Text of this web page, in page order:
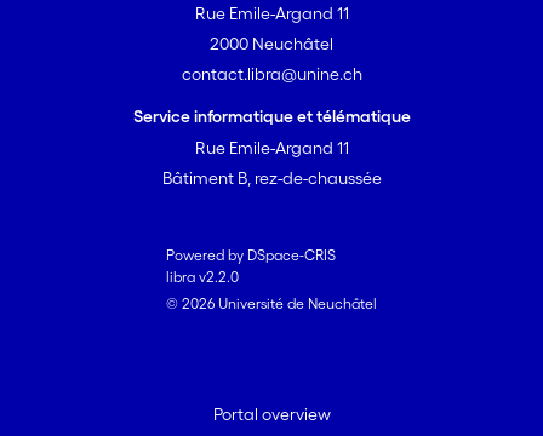
Rue Emile-Argand 11
2000 Neuchâtel
contact.libra@unine.ch
Service informatique et télématique
Rue Emile-Argand 11
Bâtiment B, rez-de-chaussée
Powered by DSpace-CRIS
libra v2.2.0
© 2026 Université de Neuchâtel
Portal overview